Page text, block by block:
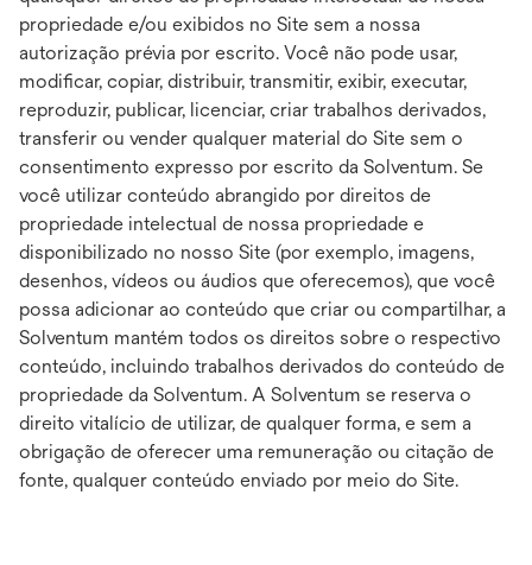
propriedade e/ou exibidos no Site sem a nossa
autorização prévia por escrito. Você não pode usar,
modificar, copiar, distribuir, transmitir, exibir, executar,
reproduzir, publicar, licenciar, criar trabalhos derivados,
transferir ou vender qualquer material do Site sem o
consentimento expresso por escrito da Solventum. Se
você utilizar conteúdo abrangido por direitos de
propriedade intelectual de nossa propriedade e
disponibilizado no nosso Site (por exemplo, imagens,
desenhos, vídeos ou áudios que oferecemos), que você
possa adicionar ao conteúdo que criar ou compartilhar, a
Solventum mantém todos os direitos sobre o respectivo
conteúdo, incluindo trabalhos derivados do conteúdo de
propriedade da Solventum. A Solventum se reserva o
direito vitalício de utilizar, de qualquer forma, e sem a
obrigação de oferecer uma remuneração ou citação de
fonte, qualquer conteúdo enviado por meio do Site.